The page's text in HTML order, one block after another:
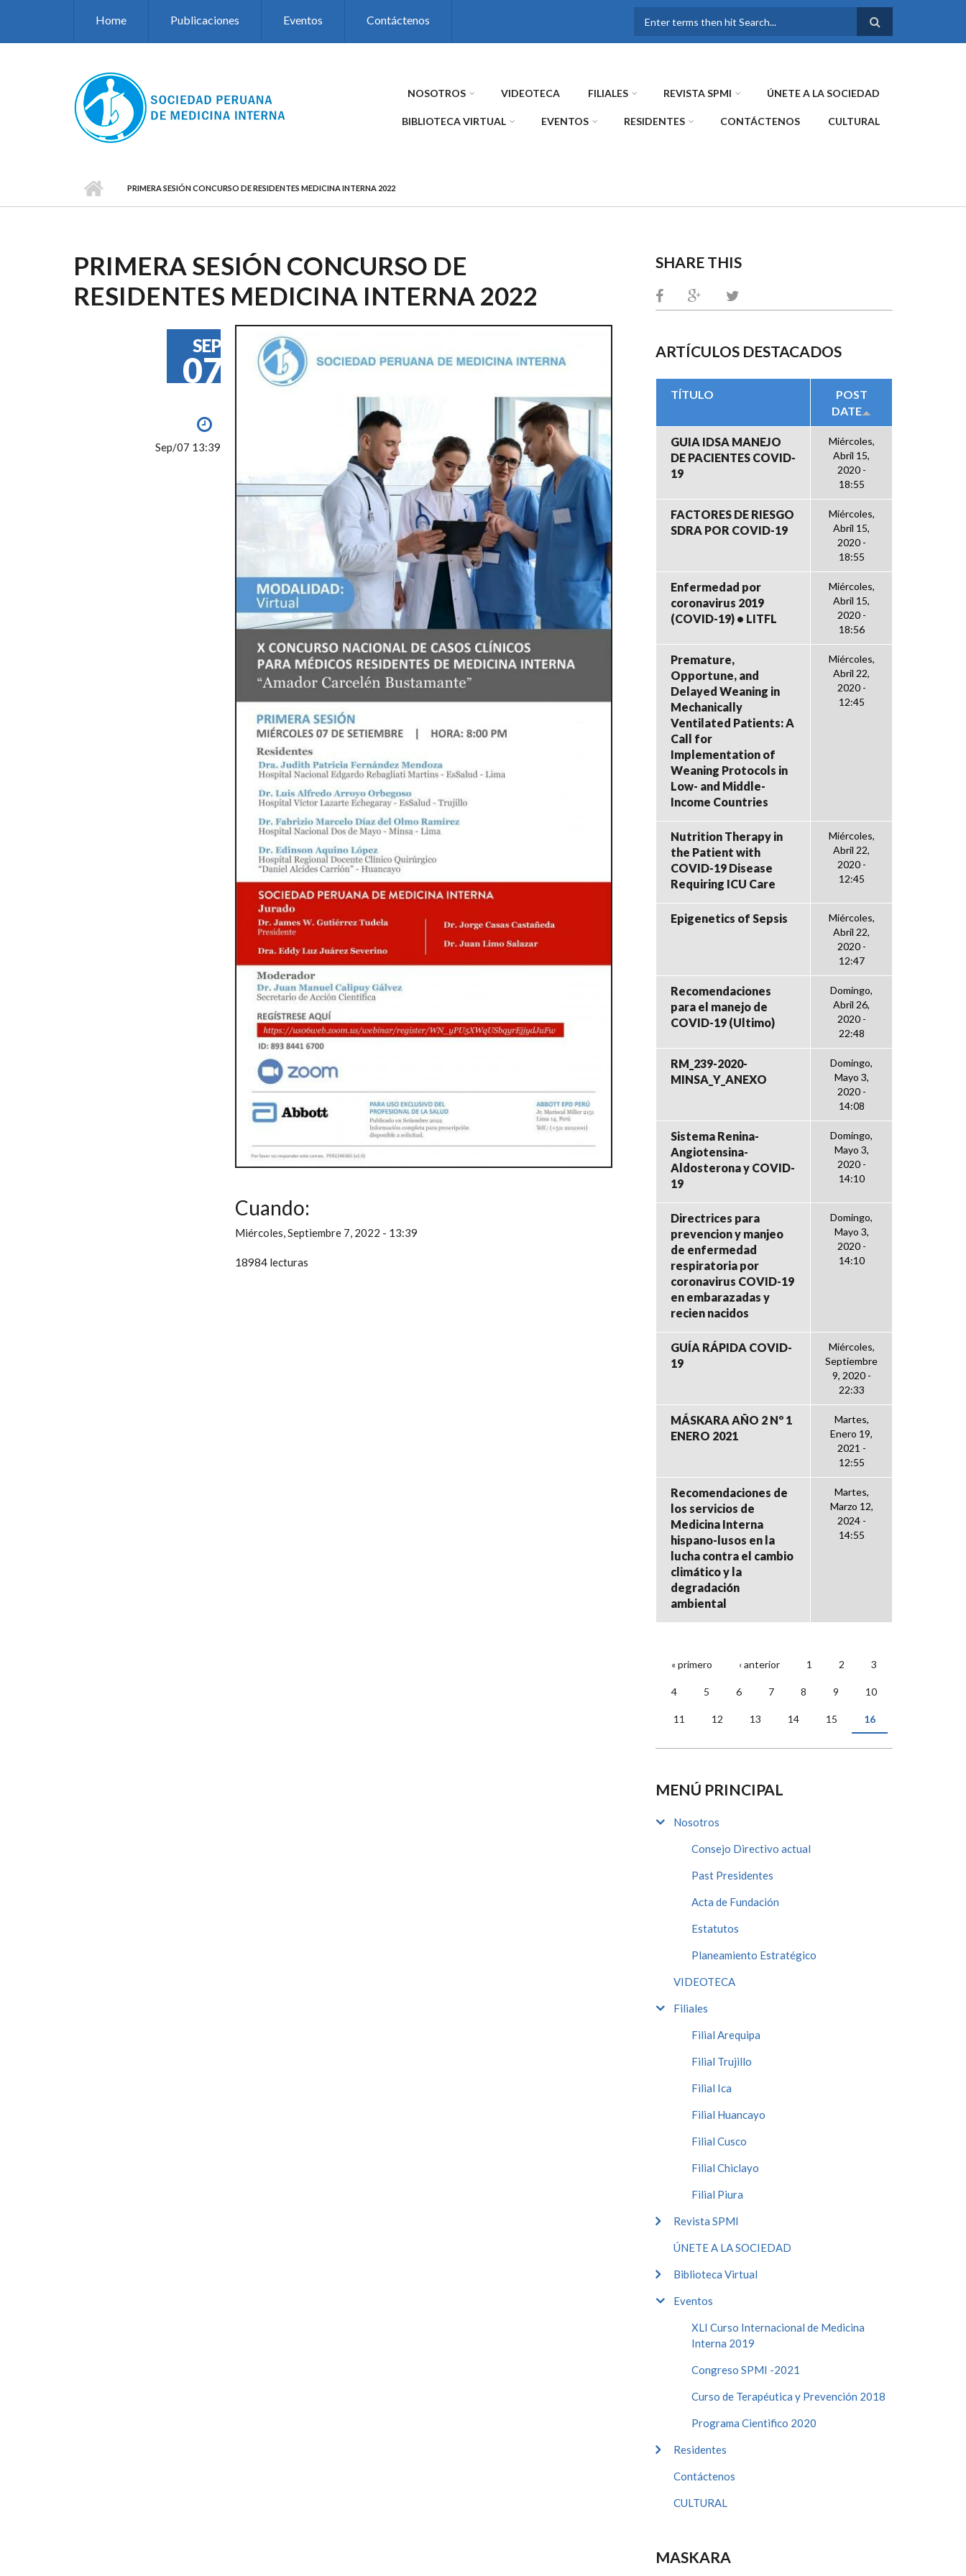
Home Publicaciones Eventos Contáctenos
FORMULARIO DE
NOSOTROS VIDEOTECA FILIALES REVISTA SPMI ÚNETE A LA SOCIEDAD
BIBLIOTECA VIRTUAL EVENTOS RESIDENTES CONTÁCTENOS CULTURAL
PRIMERA SESIÓN CONCURSO DE RESIDENTES MEDICINA INTERNA 2022
PRIMERA SESIÓN CONCURSO DE
RESIDENTES MEDICINA INTERNA 2022
SEP
07
Sep/07 13:39
Cuando:
Miércoles, Septiembre 7, 2022 - 13:39
18984 lecturas
SHARE THIS
ARTÍCULOS DESTACADOS
TÍTULO
POST
DATE
GUIA IDSA MANEJO
DE PACIENTES COVID-
19
Miércoles,
Abril 15,
2020 -
18:55
FACTORES DE RIESGO
SDRA POR COVID-19
Miércoles,
Abril 15,
2020 -
18:55
Enfermedad por
coronavirus 2019
(COVID-19) • LITFL
Miércoles,
Abril 15,
2020 -
18:56
Premature,
Opportune, and
Delayed Weaning in
Mechanically
Ventilated Patients: A
Call for
Implementation of
Weaning Protocols in
Low- and Middle-
Income Countries
Miércoles,
Abril 22,
2020 -
12:45
Nutrition Therapy in
the Patient with
COVID-19 Disease
Requiring ICU Care
Miércoles,
Abril 22,
2020 -
12:45
Epigenetics of Sepsis
Miércoles,
Abril 22,
2020 -
12:47
Recomendaciones
para el manejo de
COVID-19 (Ultimo)
Domingo,
Abril 26,
2020 -
22:48
RM_239-2020-
MINSA_Y_ANEXO
Domingo,
Mayo 3,
2020 -
14:08
Sistema Renina-
Angiotensina-
Aldosterona y COVID-
19
Domingo,
Mayo 3,
2020 -
14:10
Directrices para
prevencion y manjeo
de enfermedad
respiratoria por
coronavirus COVID-19
en embarazadas y
recien nacidos
Domingo,
Mayo 3,
2020 -
14:10
GUÍA RÁPIDA COVID-
19
Miércoles,
Septiembre
9, 2020 -
22:33
MÁSKARA AÑO 2 Nº 1
ENERO 2021
Martes,
Enero 19,
2021 -
12:55
Recomendaciones de
los servicios de
Medicina Interna
hispano-lusos en la
lucha contra el cambio
climático y la
degradación
ambiental
Martes,
Marzo 12,
2024 -
14:55
PÁGINAS
« primero ‹ anterior 1 2 3
4 5 6 7 8 9 10
11 12 13 14 15 16
MENÚ PRINCIPAL
Nosotros
Consejo Directivo actual
Past Presidentes
Acta de Fundación
Estatutos
Planeamiento Estratégico
VIDEOTECA
Filiales
Filial Arequipa
Filial Trujillo
Filial Ica
Filial Huancayo
Filial Cusco
Filial Chiclayo
Filial Piura
Revista SPMI
ÚNETE A LA SOCIEDAD
Biblioteca Virtual
Eventos
XLI Curso Internacional de Medicina
Interna 2019
Congreso SPMI -2021
Curso de Terapéutica y Prevención 2018
Programa Cientifico 2020
Residentes
Contáctenos
CULTURAL
MASKARA